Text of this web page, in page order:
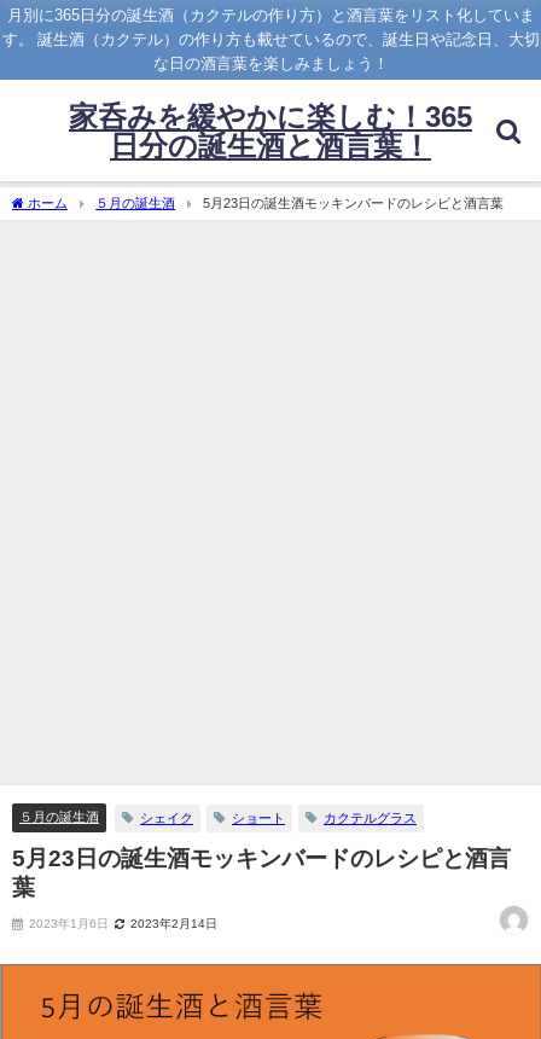
月別に365日分の誕生酒（カクテルの作り方）と酒言葉をリスト化していま
す。 誕生酒（カクテル）の作り方も載せているので、誕生日や記念日、大切
な日の酒言葉を楽しみましょう！
家呑みを緩やかに楽しむ！365
日分の誕生酒と酒言葉！
ホーム ５月の誕生酒 5月23日の誕生酒モッキンバードのレシピと酒言葉
５月の誕生酒 シェイク ショート カクテルグラス
5月23日の誕生酒モッキンバードのレシピと酒言
葉
2023年1月6日 2023年2月14日